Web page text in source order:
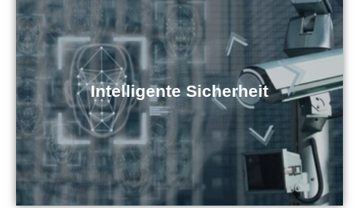
Intelligente Sicherheit